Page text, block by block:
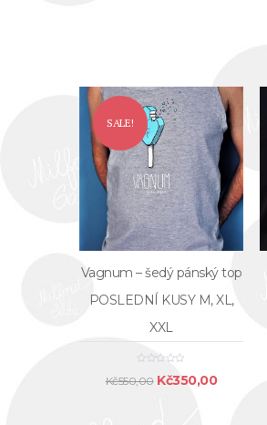
SALE!
Vagnum – šedý pánský top
POSLEDNÍ KUSY M, XL,
XXL
Kč550,00 Original
Kč350,00Current